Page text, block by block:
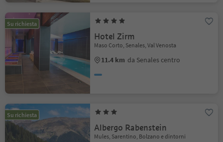
Su richiesta
Hotel Zirm
Maso Corto, Senales, Val Venosta
11.4 km da Senales centro
Su richiesta
Albergo Rabenstein
Mules, Sarentino, Bolzano e dintorni